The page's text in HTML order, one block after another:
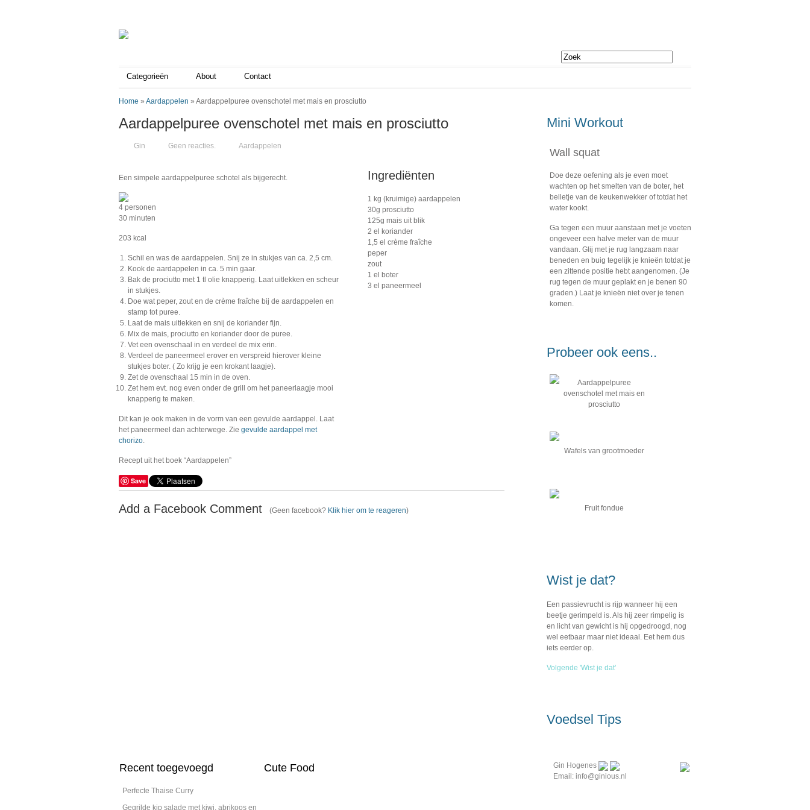
Categorieën About Contact
Home » Aardappelen » Aardappelpuree ovenschotel met mais en prosciutto
Aardappelpuree ovenschotel met mais en prosciutto
Gin Geen reacties. Aardappelen
Een simpele aardappelpuree schotel als bijgerecht.
4 personen
30 minuten
203 kcal
Schil en was de aardappelen. Snij ze in stukjes van ca. 2,5 cm.
Kook de aardappelen in ca. 5 min gaar.
Bak de prociutto met 1 tl olie knapperig. Laat uitlekken en scheur
in stukjes.
Doe wat peper, zout en de crème fraîche bij de aardappelen en
stamp tot puree.
Laat de mais uitlekken en snij de koriander fijn.
Mix de mais, prociutto en koriander door de puree.
Vet een ovenschaal in en verdeel de mix erin.
Verdeel de paneermeel erover en verspreid hierover kleine
stukjes boter. ( Zo krijg je een krokant laagje).
Zet de ovenschaal 15 min in de oven.
Zet hem evt. nog even onder de grill om het paneerlaagje mooi
knapperig te maken.
Dit kan je ook maken in de vorm van een gevulde aardappel. Laat
het paneermeel dan achterwege. Zie gevulde aardappel met
chorizo.
Recept uit het boek “Aardappelen”
Ingrediënten
1 kg (kruimige) aardappelen
30g prosciutto
125g mais uit blik
2 el koriander
1,5 el crème fraîche
peper
zout
1 el boter
3 el paneermeel
Save
Add a Facebook Comment (Geen facebook? Klik hier om te reageren)
Mini Workout
Wall squat
Doe deze oefening als je even moet
wachten op het smelten van de boter, het
belletje van de keukenwekker of totdat het
water kookt.
Ga tegen een muur aanstaan met je voeten
ongeveer een halve meter van de muur
vandaan. Glij met je rug langzaam naar
beneden en buig tegelijk je knieën totdat je
een zittende positie hebt aangenomen. (Je
rug tegen de muur geplakt en je benen 90
graden.) Laat je knieën niet over je tenen
komen.
Probeer ook eens..
Aardappelpuree
ovenschotel met mais en
prosciutto
Wafels van grootmoeder
Fruit fondue
Wist je dat?
Een passievrucht is rijp wanneer hij een
beetje gerimpeld is. Als hij zeer rimpelig is
en licht van gewicht is hij opgedroogd, nog
wel eetbaar maar niet ideaal. Eet hem dus
iets eerder op.
Volgende 'Wist je dat'
Voedsel Tips
Recent toegevoegd
Perfecte Thaise Curry
Gegrilde kip salade met kiwi, abrikoos en
Cute Food
Gin Hogenes
Email: info@ginious.nl